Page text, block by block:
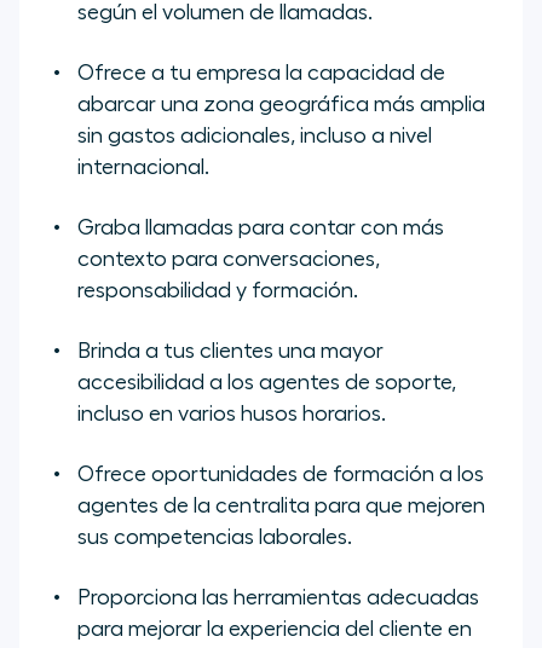
según el volumen de llamadas.
Ofrece a tu empresa la capacidad de
abarcar una zona geográfica más amplia
sin gastos adicionales, incluso a nivel
internacional.
Graba llamadas para contar con más
contexto para conversaciones,
responsabilidad y formación.
Brinda a tus clientes una mayor
accesibilidad a los agentes de soporte,
incluso en varios husos horarios.
Ofrece oportunidades de formación a los
agentes de la centralita para que mejoren
sus competencias laborales.
Proporciona las herramientas adecuadas
para mejorar la experiencia del cliente en